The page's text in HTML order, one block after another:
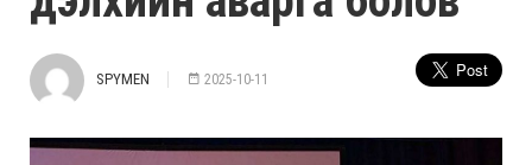
SPYMEN 2025-10-11